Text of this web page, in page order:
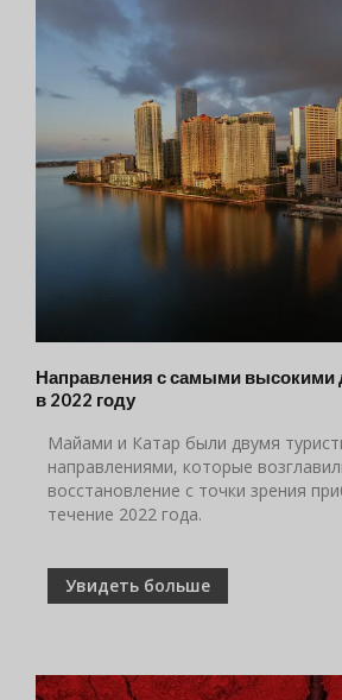
Направления с самыми высокими
в 2022 году
Майами и Катар были двумя
направлениями, которые
восстановление с точки зрения
течение 2022 года.
Увидеть больше